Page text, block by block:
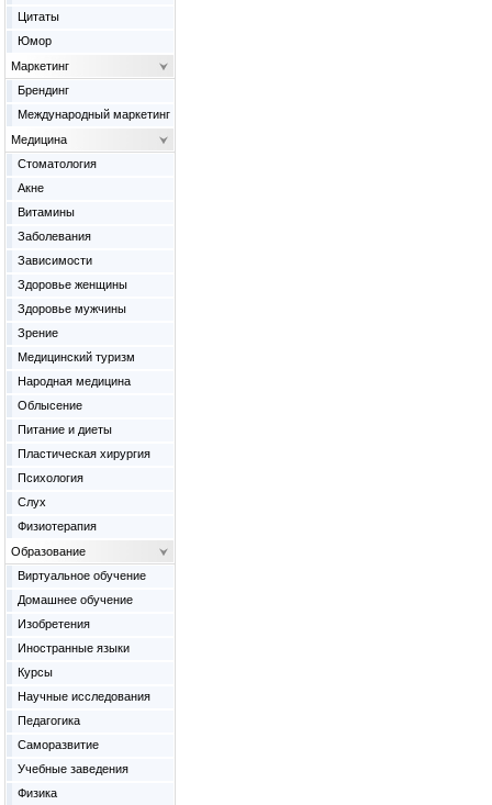
Цитаты
Юмор
Маркетинг
Брендинг
Международный маркетинг
Медицина
Cтоматология
Акне
Витамины
Заболевания
Зависимости
Здоровье женщины
Здоровье мужчины
Зрение
Медицинский туризм
Народная медицина
Облысение
Питание и диеты
Пластическая хирургия
Психология
Слух
Физиотерапия
Образование
Виртуальное обучение
Домашнее обучение
Изобретения
Иностранные языки
Курсы
Научные исследования
Педагогика
Саморазвитие
Учебные заведения
Физика